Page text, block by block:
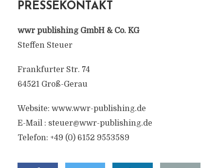
PRESSEKONTAKT
wwr publishing GmbH & Co. KG
Steffen Steuer
Frankfurter Str. 74
64521 Groß-Gerau
Website: www.wwr-publishing.de
E-Mail : steuer@wwr-publishing.de
Telefon: +49 (0) 6152 9553589